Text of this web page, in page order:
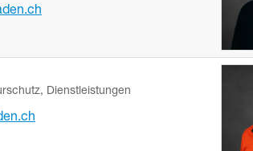
Dienstleistungen